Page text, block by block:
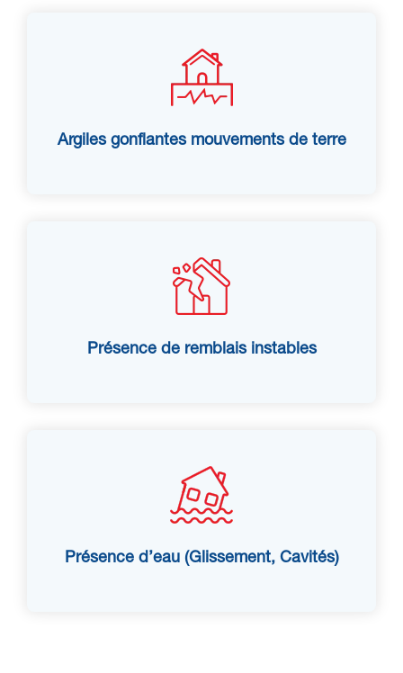
Argiles gonflantes mouvements de terre
Présence de remblais instables
Présence d’eau (Glissement, Cavités)